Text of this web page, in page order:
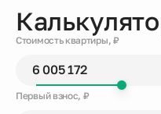
Стоимость квартиры, ₽
Первый взнос, ₽